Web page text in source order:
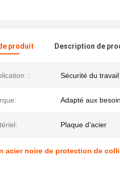
produit Description de
:: Sécurité du travail
Adapté aux
Plaque d'acier
acier noire de protection de